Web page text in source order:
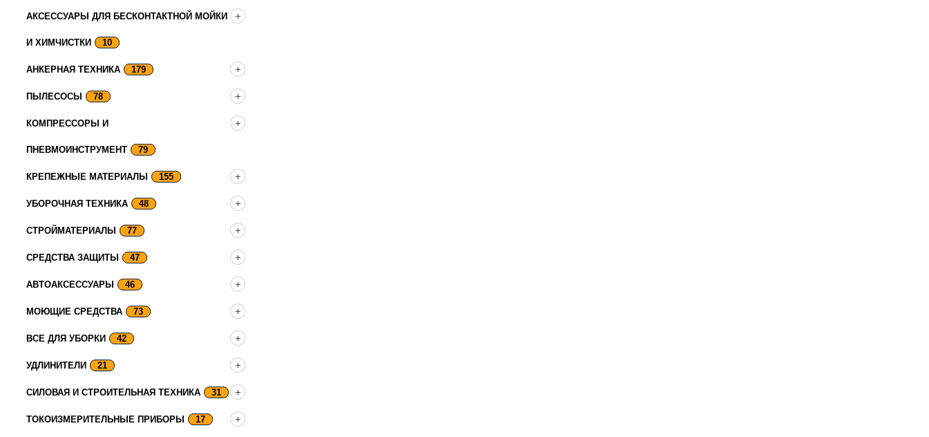
АКСЕССУАРЫ ДЛЯ БЕСКОНТАКТНОЙ МОЙКИ
И ХИМЧИСТКИ 10
АНКЕРНАЯ ТЕХНИКА 179
ПЫЛЕСОСЫ 78
КОМПРЕССОРЫ И
ПНЕВМОИНСТРУМЕНТ 79
КРЕПЕЖНЫЕ МАТЕРИАЛЫ 155
УБОРОЧНАЯ ТЕХНИКА 48
СТРОЙМАТЕРИАЛЫ 77
СРЕДСТВА ЗАЩИТЫ 47
АВТОАКСЕССУАРЫ 46
МОЮЩИЕ СРЕДСТВА 73
ВСЕ ДЛЯ УБОРКИ 42
УДЛИНИТЕЛИ 21
СИЛОВАЯ И СТРОИТЕЛЬНАЯ ТЕХНИКА 31
ТОКОИЗМЕРИТЕЛЬНЫЕ ПРИБОРЫ 17